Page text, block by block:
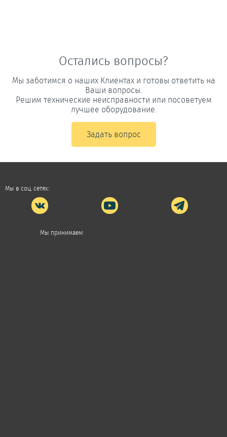
Остались вопросы?
Мы заботимся о наших Клиентах и готовы ответить на
Ваши вопросы.
Решим технические неисправности или посоветуем
лучшее оборудование.
Задать вопрос
Мы в соц. сетях:
Мы принимаем: